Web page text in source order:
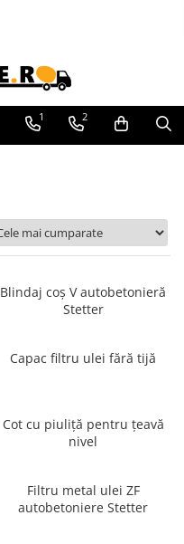
1 2
Blindaj coș V autobetonieră
Stetter
Capac filtru ulei fără tijă
Cot cu piuliță pentru țeavă
nivel
Filtru metal ulei ZF
autobetoniere Stetter